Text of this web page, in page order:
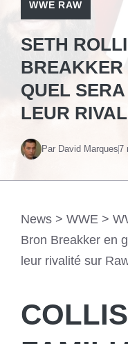
WWE RAW
SETH
BREAKKER
QUEL
LEUR
Par David Marques7
News > WWE >
Bron Breakker en
leur rivalité sur